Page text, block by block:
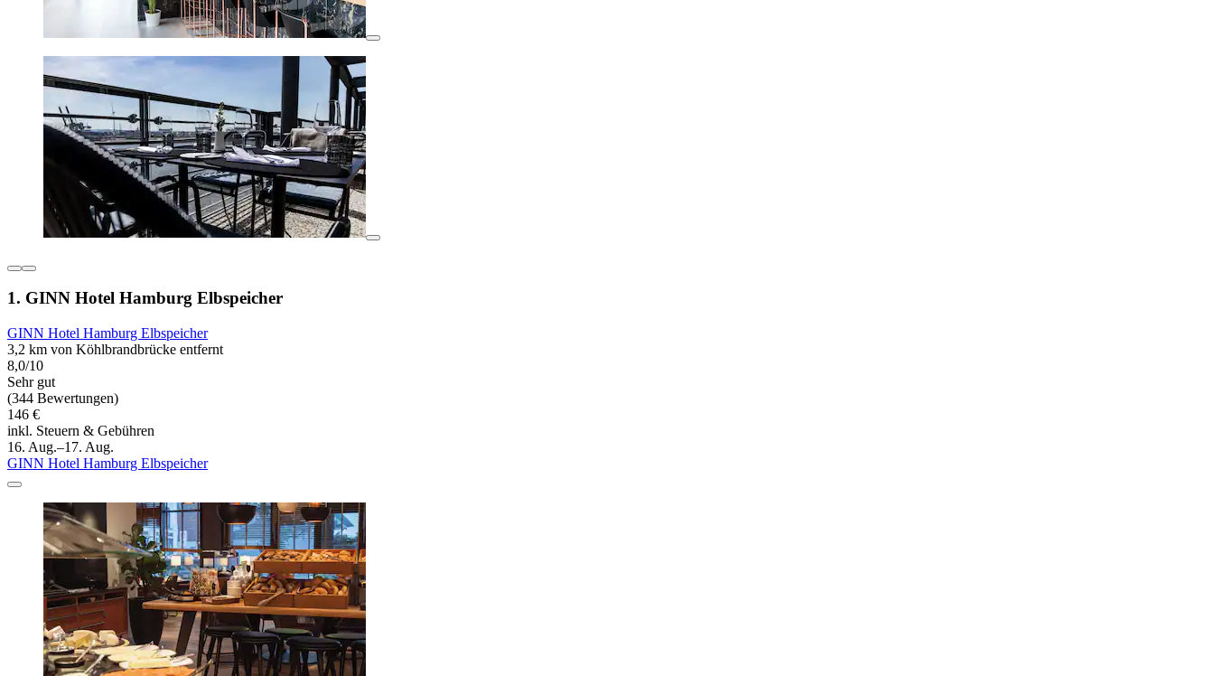
1. GINN Hotel Hamburg Elbspeicher
GINN Hotel Hamburg Elbspeicher
3,2 km von Köhlbrandbrücke entfernt
8,0/10
Sehr gut
(344 Bewertungen)
146 €
inkl. Steuern & Gebühren
16. Aug.–17. Aug.
GINN Hotel Hamburg Elbspeicher